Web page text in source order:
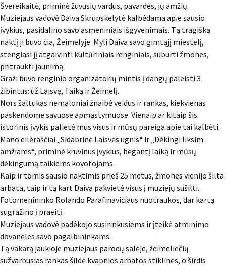
Švereikaitė, priminė žuvusių vardus, pavardes, jų amžių.
Muziejaus vadovė Daiva Skrupskelytė kalbėdama apie sausio
įvykius, pasidalino savo asmeniniais išgyvenimais. Tą tragišką
naktį ji buvo čia, Žeimelyje. Myli Daiva savo gimtąjį miestelį,
stengiasi jį atgaivinti kultūriniais renginiais, suburti žmones,
pritraukti jaunimą.
Graži buvo renginio organizatorių mintis į dangų paleisti 3
žibintus: už Laisvę, Taiką ir Žeimelį.
Nors šaltukas nemaloniai žnaibė veidus ir rankas, kiekvienas
paskendome savuose apmąstymuose. Vienaip ar kitaip šis
istorinis įvykis palietė mus visus ir mūsų pareiga apie tai kalbėti.
Mano eilėraščiai „Sidabrinė Laisvės ugnis“ ir „Dėkingi liksim
amžiams“, priminė kruvinus įvykius, bėgantį laiką ir mūsų
dėkingumą taikiems kovotojams.
Kaip ir tomis sausio naktimis prieš 25 metus, žmones vienijo šilta
arbata, taip ir tą kart Daiva pakvietė visus į muziejų sušilti.
Fotomenininko Rolando Parafinavičiaus nuotraukos, dar kartą
sugražino į praeitį.
Muziejaus vadovė padėkojo susirinkusiems ir įteikė atminimo
dovanėles savo pagalbininkams.
Tą vakarą jaukioje muziejaus parodų salėje, žeimeliečių
sužvarbusias rankas šildė kvapnios arbatos stiklinės, o širdis